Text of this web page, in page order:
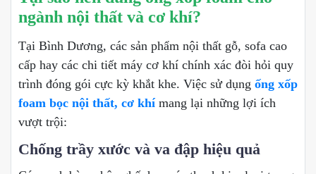
ngành nội thất và cơ khí?
Tại Bình Dương, các sản phẩm nội thất gỗ, sofa cao
cấp hay các chi tiết máy cơ khí chính xác đòi hỏi quy
trình đóng gói cực kỳ khắt khe. Việc sử dụng ống xốp
foam bọc nội thất, cơ khímang lại những lợi ích
vượt trội:
Chống trầy xước và va đập hiệu quả